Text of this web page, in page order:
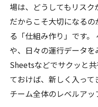
場は、どうしてもリスク
だからこそ大切になる
る「仕組み作り」です
や、日々の運行データ
Sheetsなどでサクッと
ておけば、新しく入って
チーム全体のレベルアッ